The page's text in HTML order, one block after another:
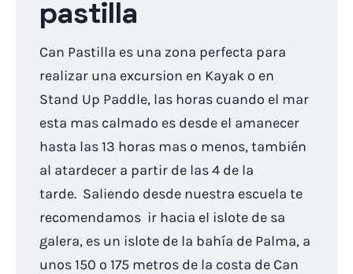
pastilla
Can Pastilla es una zona perfecta para
realizar una excursion en Kayak o en
Stand Up Paddle, las horas cuando el mar
esta mas calmado es desde el amanecer
hasta las 13 horas mas o menos, también
al atardecer a partir de las 4 de la
tarde. Saliendo desde nuestra escuela te
recomendamos ir hacia el islote de sa
galera, es un islote de la bahía de Palma, a
unos 150 o 175 metros de la costa de Can